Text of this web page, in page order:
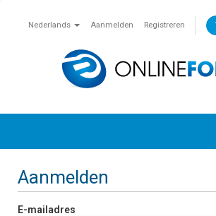
Nederlands Aanmelden Registreren
Aanmelden
E-mailadres